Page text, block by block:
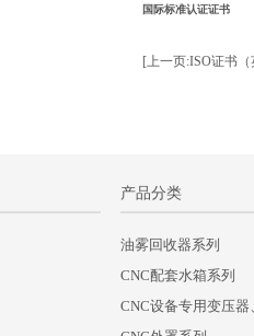
国际标准认证证书
[上一页:ISO证书（
产品分类
油雾回收器系列
CNC配套水箱系列
CNC设备专用变压器